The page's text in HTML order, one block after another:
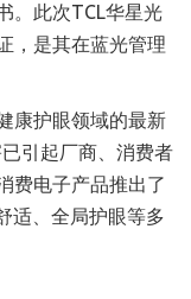
。此次TCL华星光
，是其在蓝光管理
康护眼领域的最新
引起厂商、消费者
费电子产品推出了
适、全局护眼等多